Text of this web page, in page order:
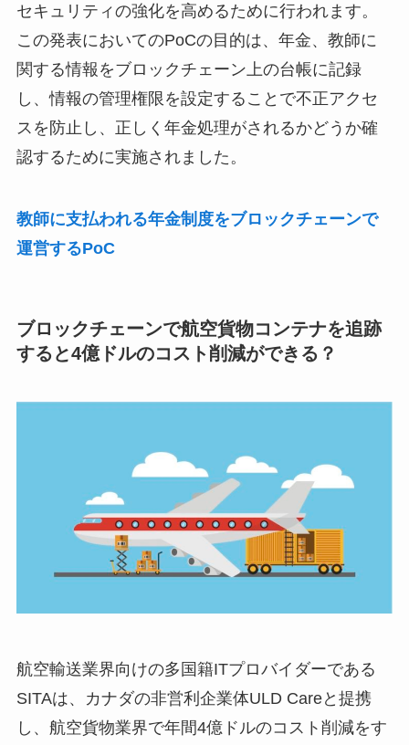
セキュリティの強化を高めるために行われます。
この発表においてのPoCの目的は、年金、教師に
関する情報をブロックチェーン上の台帳に記録
し、情報の管理権限を設定することで不正アクセ
スを防止し、正しく年金処理がされるかどうか確
認するために実施されました。
教師に支払われる年金制度をブロックチェーンで
運営するPoC
ブロックチェーンで航空貨物コンテナを追跡
すると4億ドルのコスト削減ができる？
航空輸送業界向けの多国籍ITプロバイダーである
SITAは、カナダの非営利企業体ULD Careと提携
し、航空貨物業界で年間4億ドルのコスト削減をす